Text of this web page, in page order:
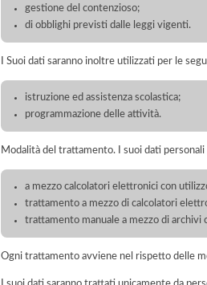
gestione del contenzioso;
di obblighi previsti dalle leggi vigenti.
I Suoi dati saranno inoltre utilizzati per le
istruzione ed assistenza scolastica;
programmazione delle attività.
Modalità del trattamento. I suoi dati
a mezzo calcolatori elettronici con
trattamento a mezzo di calcolatori
trattamento manuale a mezzo di archivi
Ogni trattamento avviene nel rispetto delle